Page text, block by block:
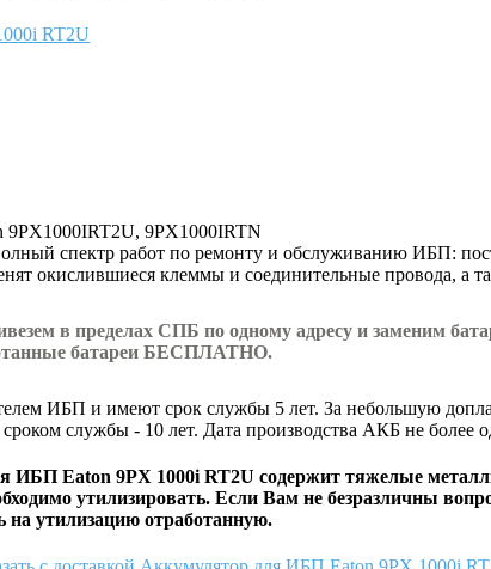
9PX1000IRT2U, 9PX1000IRTN
спектр работ по ремонту и обслуживанию ИБП:
окислившиеся клеммы и соединительные провода, а
в пределах СПБ по одному адресу и заменим
батареи БЕСПЛАТНО.
ИБП и имеют срок службы 5 лет. За небольшую
службы - 10 лет. Дата производства АКБ не более
ИБП Eaton 9PX 1000i RT2U содержит тяжелые
утилизировать. Если Вам не безразличны
на утилизацию отработанную.